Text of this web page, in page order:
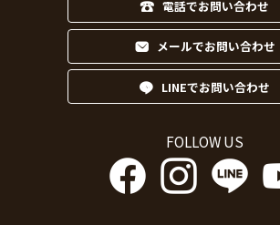
LINEでお問い合わせ
FOLLOW US